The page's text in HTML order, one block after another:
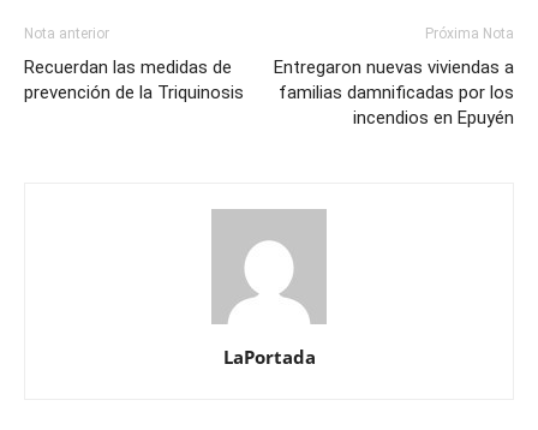
Nota anterior
Recuerdan las medidas de
prevención de la Triquinosis
Próxima Nota
Entregaron nuevas viviendas a
familias damnificadas por los
incendios en Epuyén
LaPortada